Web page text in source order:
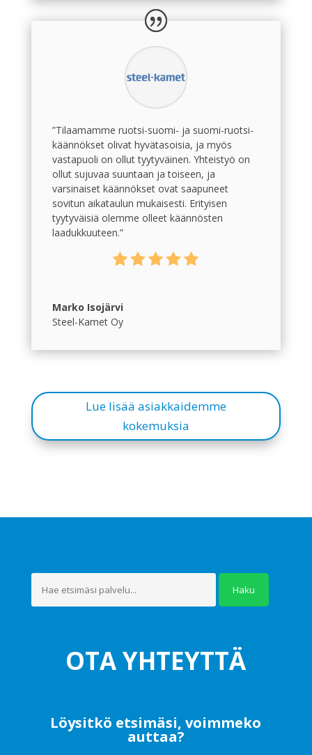
”Tilaamamme ruotsi-suomi- ja suomi-ruotsi-
käännökset olivat hyvätasoisia, ja myös
vastapuoli on ollut tyytyväinen. Yhteistyö on
ollut sujuvaa suuntaan ja toiseen, ja
varsinaiset käännökset ovat saapuneet
sovitun aikataulun mukaisesti. Erityisen
tyytyväisiä olemme olleet käännösten
laadukkuuteen.”
Marko Isojärvi
Steel-Kamet Oy
Lue lisää asiakkaidemme
kokemuksia
OTA YHTEYTTÄ
Löysitkö etsimäsi, voimmeko
auttaa?